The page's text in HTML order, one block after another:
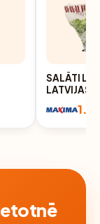
SALĀTI
LATVIJAS